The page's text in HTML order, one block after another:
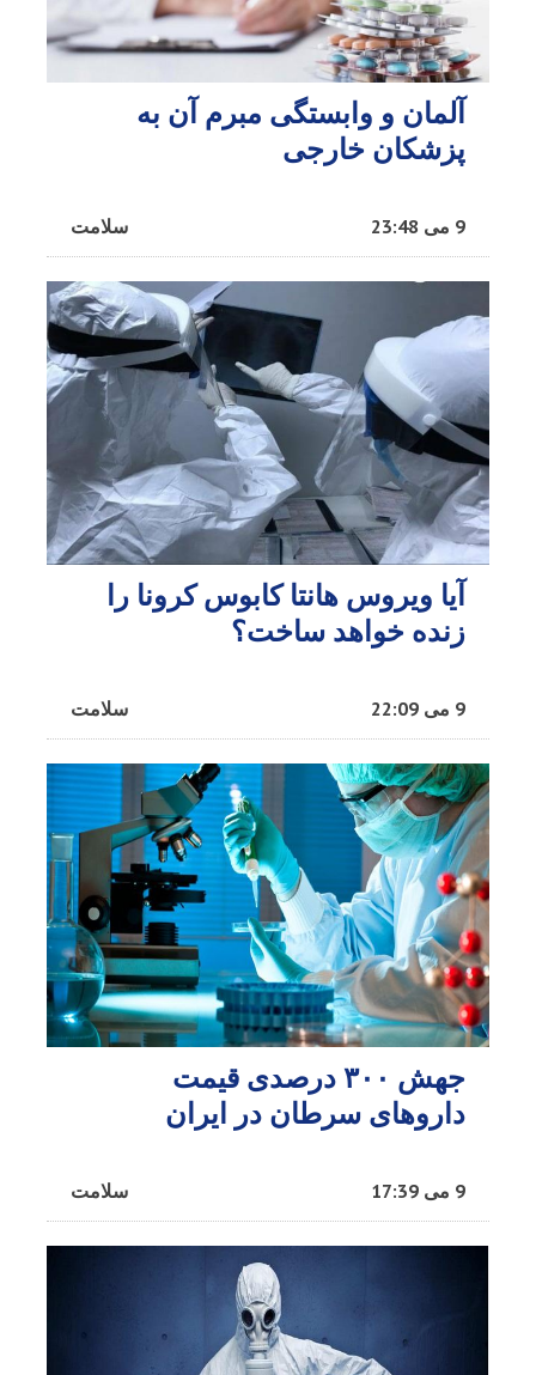
آلمان و وابستگی مبرم آن به
پزشکان خارجی
سلامت 9 می 23:48
آیا ویروس هانتا کابوس کرونا را
زنده خواهد ساخت؟
سلامت 9 می 22:09
جهش ۳۰۰ درصدی قیمت
داروهای سرطان در ایران
سلامت 9 می 17:39